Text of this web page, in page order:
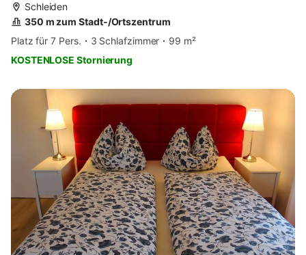
Schleiden
350 m zum Stadt-/Ortszentrum
Platz für 7 Pers.
3 Schlafzimmer
99 m²
KOSTENLOSE Stornierung